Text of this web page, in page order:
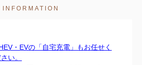
INFORMATION
・EVの「自宅充電」もお任せく
い。